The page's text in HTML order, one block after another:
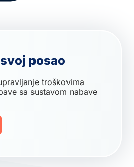
posao
troškovima
sa sustavom nabave